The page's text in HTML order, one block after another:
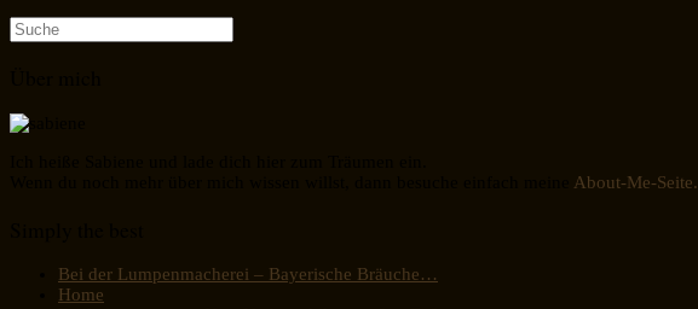
Suche
nach:
About-Me-Seite.
Bei der Lumpenmacherei – Bayerische Bräuche…
Home